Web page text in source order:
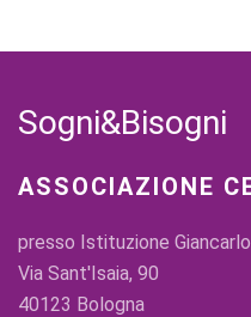
Sogni&Bisogni
ASSOCIAZIONE
presso Istituzione
Via Sant'Isaia, 90
40123 Bologna